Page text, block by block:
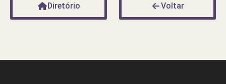
Diretório Voltar